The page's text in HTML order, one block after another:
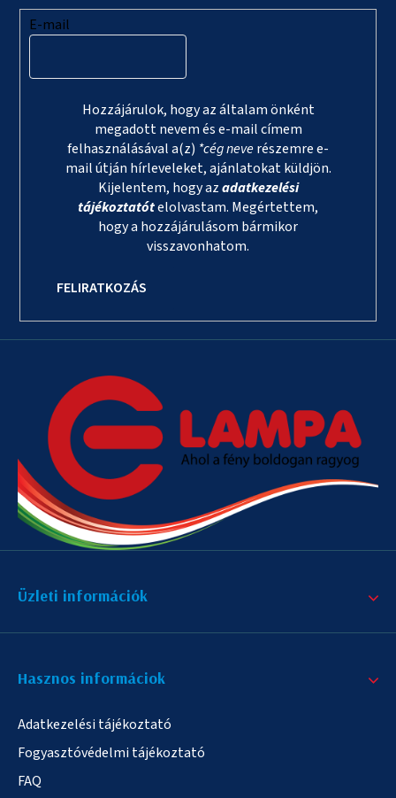
E-mail
Hozzájárulok, hogy az általam önként
megadott nevem és e-mail címem
felhasználásával a(z) *cég neverészemre e-
mail útján hírleveleket, ajánlatokat küldjön.
Kijelentem, hogy azadatkezelési
tájékoztatótelolvastam. Megértettem,
hogy a hozzájárulásom bármikor
visszavonhatom.
FELIRATKOZÁS
Üzleti információk
Hasznos informáciok
Adatkezelési tájékoztató
Fogyasztóvédelmi tájékoztató
FAQ